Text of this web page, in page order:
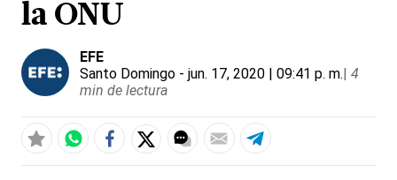
la ONU
EFE
Santo Domingo - jun. 17, 2020 | 09:41 p. m.| 4
min de lectura